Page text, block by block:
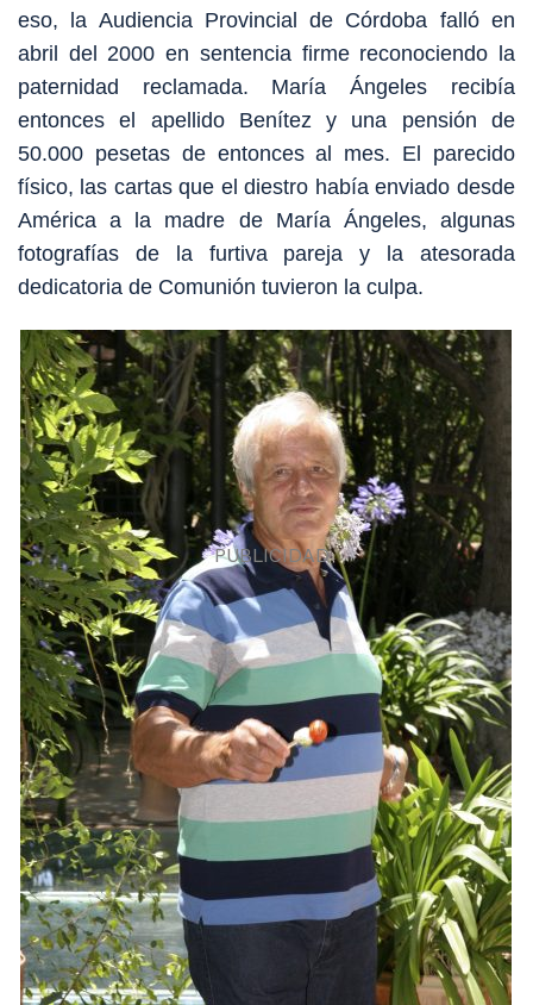
eso, la Audiencia Provincial de Córdoba falló en
abril del 2000 en sentencia firme reconociendo la
paternidad reclamada. MaríaÁngeles recibía
entonces el apellido Benítez y una pensión de
50.000 pesetas de entonces al mes. El parecido
físico, las cartas que el diestro había enviado desde
América a la madre de María Ángeles, algunas
fotografías de la furtiva pareja y la atesorada
dedicatoria de Comunión tuvieron la culpa.